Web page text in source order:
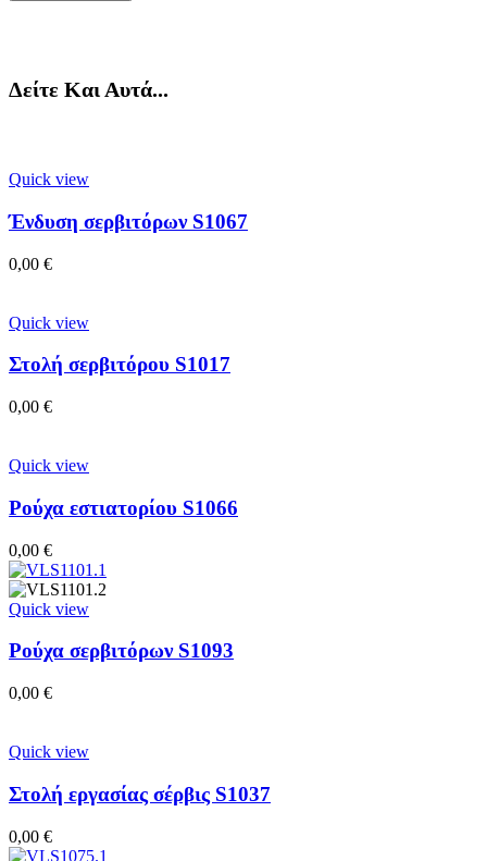
Δείτε Και Αυτά...
Quick view
Ένδυση σερβιτόρων S1067
0,00 €
Quick view
Στολή σερβιτόρου S1017
0,00 €
Quick view
Ρούχα εστιατορίου S1066
0,00 €
Quick view
Ρούχα σερβιτόρων S1093
0,00 €
Quick view
Στολή εργασίας σέρβις S1037
0,00 €